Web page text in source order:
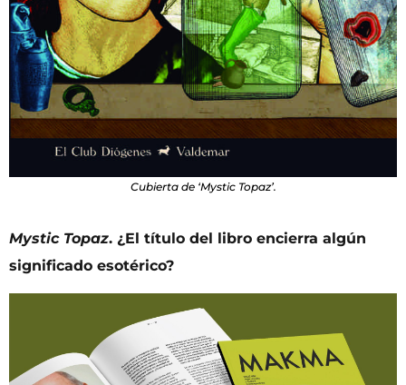
Cubierta de ‘Mystic Topaz’.
Mystic Topaz. ¿El título del libro encierra algún
significado esotérico?